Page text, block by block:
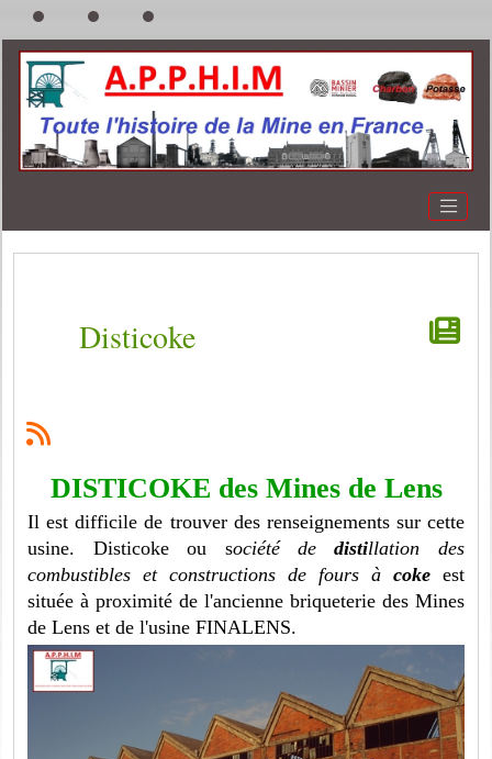
Disticoke
DISTICOKE des Mines de Lens
Il est difficile de trouver des renseignements sur cette
usine. Disticoke ou société dedistillation des
combustibles et constructions de fours à cokeest
située à proximité de l'ancienne briqueterie des Mines
de Lens et de l'usine FINALENS.